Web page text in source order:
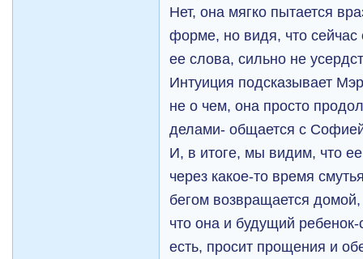
Нет, она мягко пытается
форме, но видя, что сейчас
ее слова, сильно не
Интуиция подсказывает
не о чем, она просто
делами- общается с
И, в итоге, мы видим, что
через какое-то время
бегом возвращается
что она и будущий
есть, просит прощения и